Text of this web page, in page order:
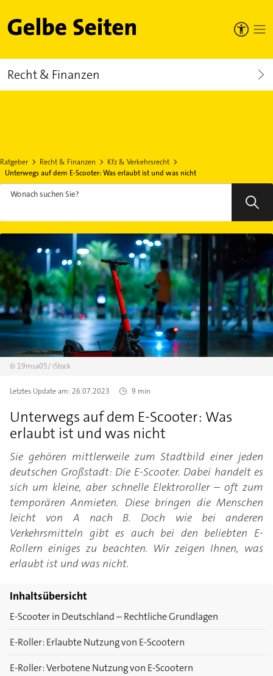
Gelbe Seiten
Recht & Finanzen
Ratgeber Recht & Finanzen
Kfz & Verkehrsrecht
Unterwegs auf dem E-Scooter: Was erlaubt ist und was nicht
Wonach suchen Sie?
© 19msa05/ iStock
Letztes Update am:26.07.2023 9 min
Unterwegs auf dem E-Scooter: Was
erlaubt ist und was nicht
Sie gehören mittlerweile zum Stadtbild einer jeden
deutschen Großstadt: Die E-Scooter. Dabei handelt es
sich um kleine, aber schnelle Elektroroller – oft zum
temporären Anmieten. Diese bringen die Menschen
leicht von A nach B. Doch wie bei anderen
Verkehrsmitteln gibt es auch bei den beliebten E-
Rollern einiges zu beachten. Wir zeigen Ihnen, was
erlaubt ist und was nicht.
Inhaltsübersicht
E-Scooter in Deutschland – Rechtliche Grundlagen
E-Roller: Erlaubte Nutzung von E-Scootern
E-Roller: Verbotene Nutzung von E-Scootern